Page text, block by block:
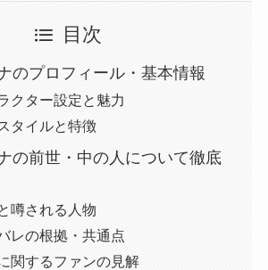
目次
のプロフィール・基本情報
クター設定と魅力
タイルと特徴
の前世・中の人について徹底
噂される人物
レの根拠・共通点
関するファンの見解